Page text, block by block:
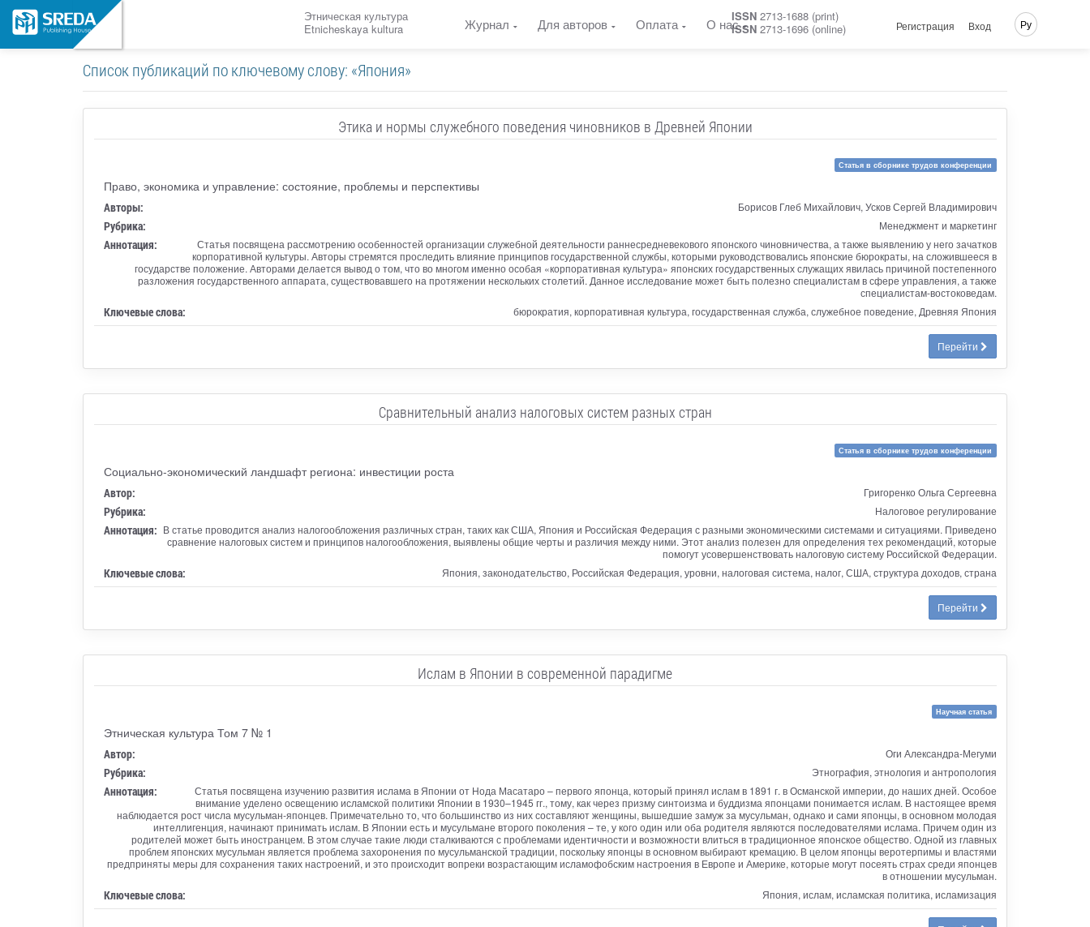
Этническая культура
Etnicheskaya kultura
Журнал Для авторов Оплата О насISSN 2713-1688 (print)
ISSN 2713-1696 (online) Регистрация Вход Ру
Список публикаций по ключевому слову: «Япония»
Этика и нормы служебного поведения чиновников в Древней Японии
Статья в сборнике трудов конференции
Право, экономика и управление: состояние, проблемы и перспективы
Авторы: Борисов Глеб Михайлович, Усков Сергей Владимирович
Рубрика: Менеджмент и маркетинг
Аннотация:
Статья посвящена рассмотрению особенностей организации служебной деятельности раннесредневекового японского чиновничества, а также выявлению у него зачатков
корпоративной культуры. Авторы стремятся проследить влияние принципов государственной службы, которыми руководствовались японские бюрократы, на сложившееся в
государстве положение. Авторами делается вывод о том, что во многом именно особая «корпоративная культура» японских государственных служащих явилась причиной постепенного
разложения государственного аппарата, существовавшего на протяжении нескольких столетий. Данное исследование может быть полезно специалистам в сфере управления, а также
специалистам-востоковедам.
Ключевые слова: бюрократия, корпоративная культура, государственная служба, служебное поведение, Древняя Япония
Перейти
Сравнительный анализ налоговых систем разных стран
Статья в сборнике трудов конференции
Социально-экономический ландшафт региона: инвестиции роста
Автор: Григоренко Ольга Сергеевна
Рубрика: Налоговое регулирование
Аннотация: В статье проводится анализ налогообложения различных стран, таких как США, Япония и Российская Федерация с разными экономическими системами и ситуациями. Приведено
сравнение налоговых систем и принципов налогообложения, выявлены общие черты и различия между ними. Этот анализ полезен для определения тех рекомендаций, которые
помогут усовершенствовать налоговую систему Российской Федерации.
Ключевые слова: Япония, законодательство, Российская Федерация, уровни, налоговая система, налог, США, структура доходов, страна
Перейти
Ислам в Японии в современной парадигме
Научная статья
Этническая культура Том 7 № 1
Автор: Оги Александра-Мегуми
Рубрика: Этнография, этнология и антропология
Аннотация:
Статья посвящена изучению развития ислама в Японии от Нода Масатаро – первого японца, который принял ислам в 1891 г. в Османской империи, до наших дней. Особое
внимание уделено освещению исламской политики Японии в 1930–1945 гг., тому, как через призму синтоизма и буддизма японцами понимается ислам. В настоящее время
наблюдается рост числа мусульман-японцев. Примечательно то, что большинство из них составляют женщины, вышедшие замуж за мусульман, однако и сами японцы, в основном молодая
интеллигенция, начинают принимать ислам. В Японии есть и мусульмане второго поколения – те, у кого один или оба родителя являются последователями ислама. Причем один из
родителей может быть иностранцем. В этом случае такие люди сталкиваются с проблемами идентичности и возможности влиться в традиционное японское общество. Одной из главных
проблем японских мусульман является проблема захоронения по мусульманской традиции, поскольку японцы в основном выбирают кремацию. В целом японцы веротерпимы и властями
предприняты меры для сохранения таких настроений, и это происходит вопреки возрастающим исламофобским настроения в Европе и Америке, которые могут посеять страх среди японцев
в отношении мусульман.
Ключевые слова: Япония, ислам, исламская политика, исламизация